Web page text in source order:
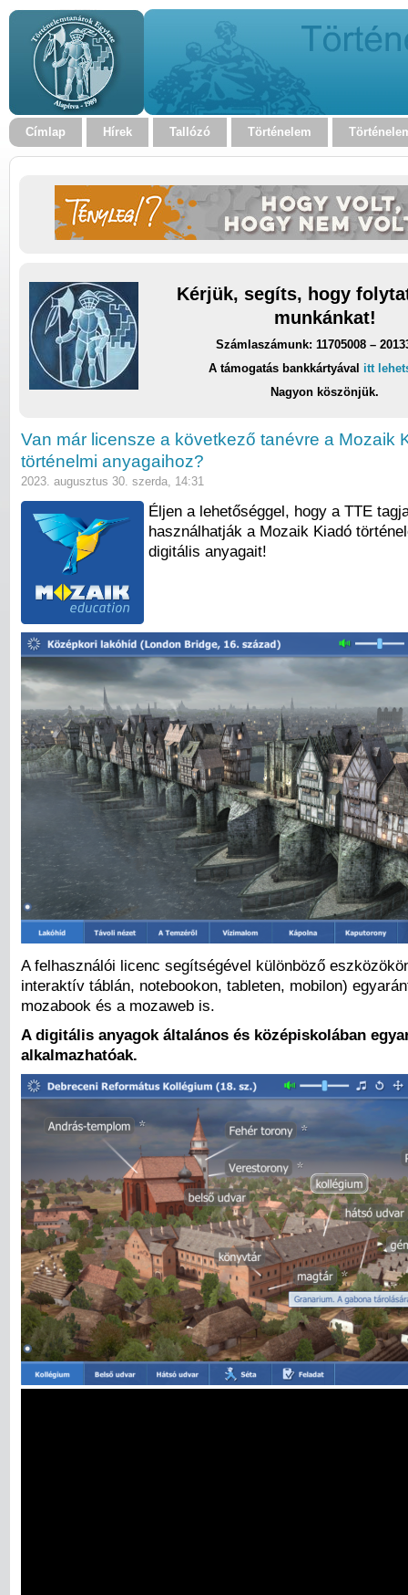
Címlap Hírek Tallózó Történelem
Kérjük, segíts, hogy
munkánkat!
Számlaszámunk: 11705008 –
A támogatás bankkártyával itt
Nagyon köszönjük.
Van már licensze a következő tanévre a Mozaik
történelmi anyagaihoz?
2023. augusztus 30. szerda, 14:31
Éljen a lehetőséggel, hogy a TTE
használhatják a Mozaik Kiadó
digitális anyagait!
A felhasználói licenc segítségével különböző
interaktív táblán, notebookon, tableten, mobilon)
mozabook és a mozaweb is.
A digitális anyagok általános és középiskolában
alkalmazhatóak.